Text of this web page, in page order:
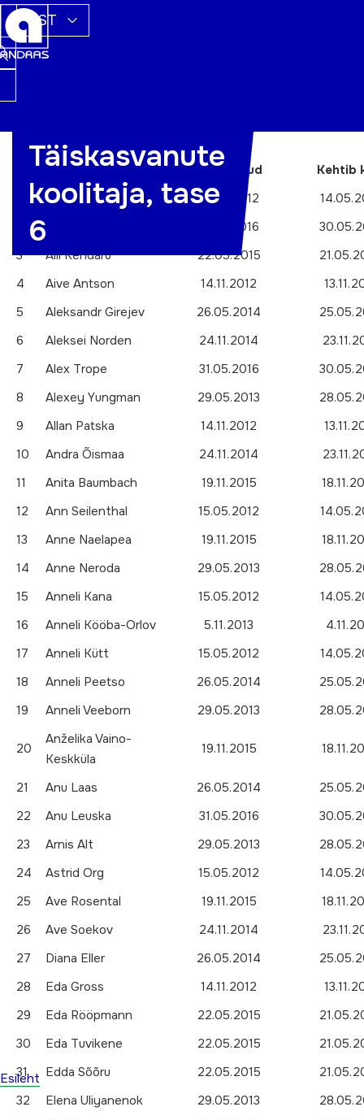
EST
Esileht
Täiskasvanute
koolitaja, tase
6
Nimi Välja antud
Kehtib
Ada Väät 15.05.2012
31.05.2016
3
Aili Kendaru 22.05.2015
4
Aive Antson 14.11.2012
5
Aleksandr Girejev 26.05.2014
6
Aleksei Norden 24.11.2014
7
Alex Trope 31.05.2016
8
Alexey Yungman 29.05.2013
9
Allan Patska 14.11.2012
10
Andra Õismaa 24.11.2014
11
Anita Baumbach 19.11.2015
12
Ann Seilenthal 15.05.2012
13
Anne Naelapea 19.11.2015
14
Anne Neroda 29.05.2013
15
Anneli Kana 15.05.2012
16
Anneli Kööba-Orlov 5.11.2013
17
Anneli Kütt 15.05.2012
18
Anneli Peetso 26.05.2014
19
Anneli Veeborn 29.05.2013
20
Anželika Vaino-
Keskküla
19.11.2015
21 Anu Laas 26.05.2014
22
Anu Leuska 31.05.2016
23
Arnis Alt 29.05.2013
24
Astrid Org 15.05.2012
25
Ave Rosental 19.11.2015
26
Ave Soekov 24.11.2014
27
Diana Eller 26.05.2014
28
Eda Gross 14.11.2012
29
Eda Rööpmann 22.05.2015
30
Eda Tuvikene 22.05.2015
31
Edda Sõõru 22.05.2015
32
Elena Uliyanenok 29.05.2013